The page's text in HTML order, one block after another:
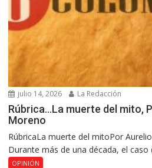
julio 14, 2026 La Redacción
Rúbrica…La muerte del mito,
Moreno
RúbricaLa muerte del mitoPor
Durante más de una década, el caso
OPINIÓN